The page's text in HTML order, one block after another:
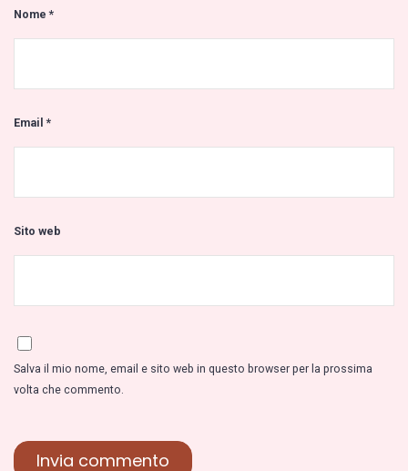
Nome*
Email*
Sito web
Salva il mio nome, email e sito web in questo browser per la prossima
volta che commento.